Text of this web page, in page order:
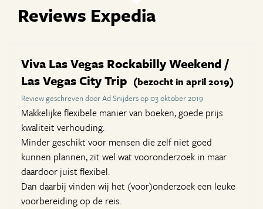
Reviews Expedia
Viva Las Vegas Rockabilly Weekend /
Las Vegas City Trip (bezocht in april 2019)
Review geschreven door Ad Snijders op 03 oktober 2019
Makkelijke flexibele manier van boeken, goede prijs
kwaliteit verhouding.
Minder geschikt voor mensen die zelf niet goed
kunnen plannen, zit wel wat vooronderzoek in maar
daardoor juist flexibel.
Dan daarbij vinden wij het (voor)onderzoek een leuke
voorbereiding op de reis.